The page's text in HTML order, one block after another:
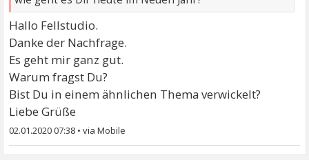
Hallo Fellstudio.
Danke der Nachfrage.
Es geht mir ganz gut.
Warum fragst Du?
Bist Du in einem ähnlichen Thema verwickelt?
Liebe Grüße
02.01.2020 07:38 •